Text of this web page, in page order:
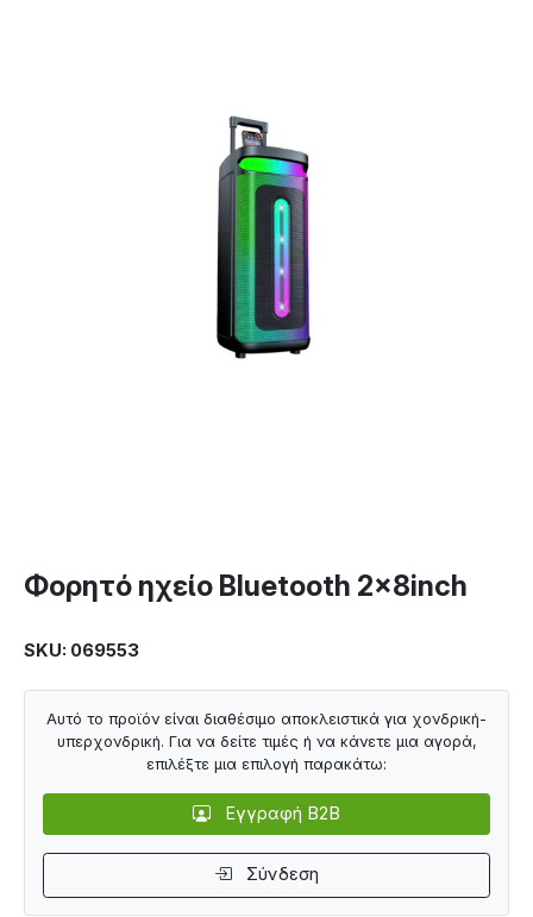
Φορητό ηχείο Bluetooth 2x8inch
SKU: 069553
Αυτό το προϊόν είναι διαθέσιμο αποκλειστικά για χονδρική-
υπερχονδρική. Για να δείτε τιμές ή να κάνετε μια αγορά,
επιλέξτε μια επιλογή παρακάτω:
Εγγραφή B2B
Σύνδεση